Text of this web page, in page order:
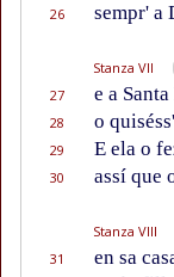
26
sempr' a
Stanza VII
27 e a
28
o
29
E ela o
30
assí que
Stanza VIII
31 en sa